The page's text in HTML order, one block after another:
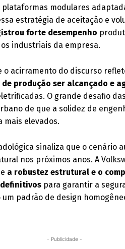
modulares
estratégia de aceitação e
forte desempenho
industriais da empresa.
o acirramento do discurso
de produção ser alcançado e
O grande desafio
de que a solidez de
mais elevados.
sinaliza que o cenário
nos próximos anos. A
a robustez estrutural e o
para garantir a
padrão de design
- Publicidade -